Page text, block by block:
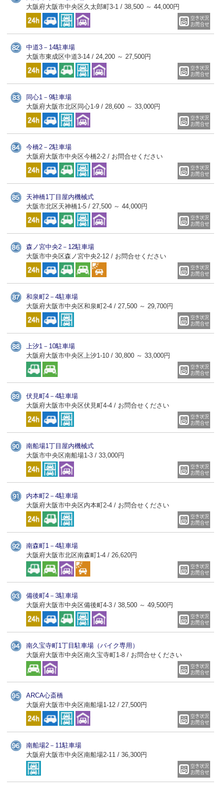
大阪府大阪市中央区久太郎町3-1 / 38,500 ～ 44,000円
中道3－14駐車場
大阪市東成区中道3-14 / 24,200 ～ 27,500円
同心1－9駐車場
大阪府大阪市北区同心1-9 / 28,600 ～ 33,000円
今橋2－2駐車場
大阪府大阪市中央区今橋2-2 / お問合せください
天神橋1丁目屋内機械式
大阪市北区天神橋1-5 / 27,500 ～ 44,000円
森ノ宮中央2－12駐車場
大阪市中央区森ノ宮中央2-12 / お問合せください
和泉町2－4駐車場
大阪府大阪市中央区和泉町2-4 / 27,500 ～ 29,700円
上汐1－10駐車場
大阪府大阪市中央区上汐1-10 / 30,800 ～ 33,000円
伏見町4－4駐車場
大阪府大阪市中央区伏見町4-4 / お問合せください
南船場1丁目屋内機械式
大阪市中央区南船場1-3 / 33,000円
内本町2－4駐車場
大阪府大阪市中央区内本町2-4 / お問合せください
南森町1－4駐車場
大阪府大阪市北区南森町1-4 / 26,620円
備後町4－3駐車場
大阪府大阪市中央区備後町4-3 / 38,500 ～ 49,500円
南久宝寺町1丁目駐車場（バイク専用）
大阪府大阪市中央区南久宝寺町1-8 / お問合せください
ARCA心斎橋
大阪府大阪市中央区南船場1-12 / 27,500円
南船場2－11駐車場
大阪府大阪市中央区南船場2-11 / 36,300円